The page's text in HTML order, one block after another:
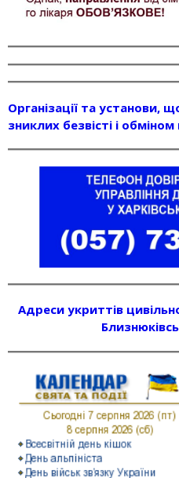
Організації та
зниклих безвісті і
Адреси укриттів